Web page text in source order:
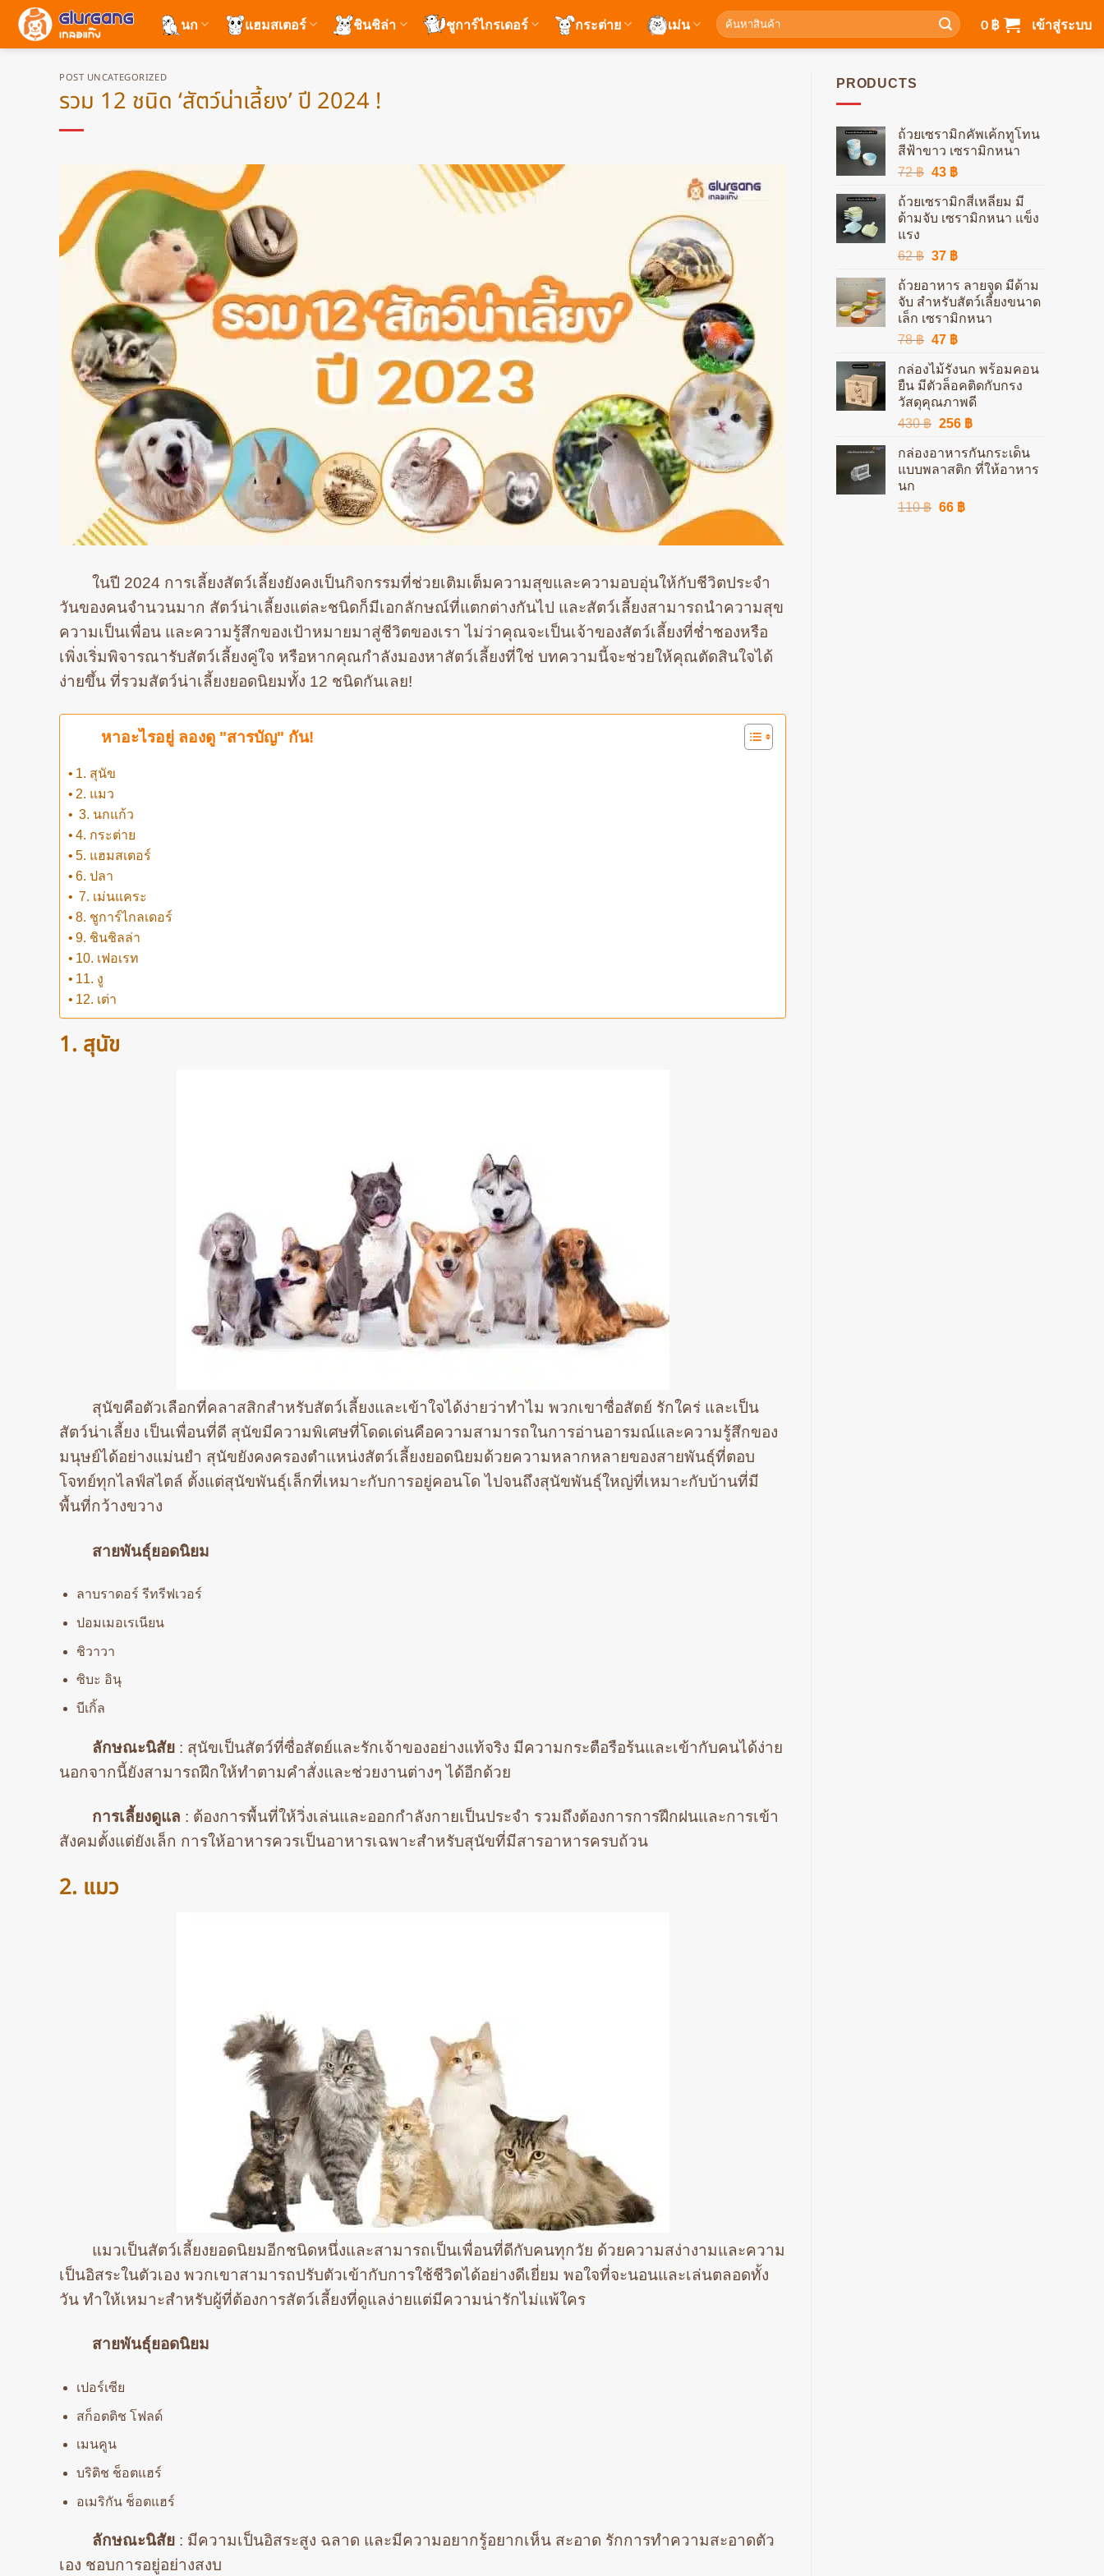
ข้าม
ยัง
นก แฮมสเตอร์ ชินชิล่า ชูการ์ไกรเดอร์ กระต่าย เม่น ค้นหา: 0 ฿ เข้าสู่ระบบ
POST UNCATEGORIZED
รวม 12 ชนิด ‘สัตว์น่าเลี้ยง’ ปี 2024 !
ในปี 2024 การเลี้ยงสัตว์เลี้ยงยังคงเป็นกิจกรรมที่ช่วยเติมเต็มความสุขและความอบอุ่นให้กับชีวิตประจำ
วันของคนจำนวนมาก สัตว์น่าเลี้ยงแต่ละชนิดก็มีเอกลักษณ์ที่แตกต่างกันไป และสัตว์เลี้ยงสามารถนำความสุข
ความเป็นเพื่อน และความรู้สึกของเป้าหมายมาสู่ชีวิตของเรา ไม่ว่าคุณจะเป็นเจ้าของสัตว์เลี้ยงที่ช่ำชองหรือ
เพิ่งเริ่มพิจารณารับสัตว์เลี้ยงคู่ใจ หรือหากคุณกำลังมองหาสัตว์เลี้ยงที่ใช่ บทความนี้จะช่วยให้คุณตัดสินใจได้
ง่ายขึ้น ที่รวมสัตว์น่าเลี้ยงยอดนิยมทั้ง 12 ชนิดกันเลย!
หาอะไรอยู่ ลองดู "สารบัญ" กัน!
1. สุนัข
2. แมว
3. นกแก้ว
4. กระต่าย
5. แฮมสเตอร์
6. ปลา
7. เม่นแคระ
8. ชูการ์ไกลเดอร์
9. ชินชิลล่า
10. เฟอเรท
11. งู
12. เต่า
1. สุนัข
สุนัขคือตัวเลือกที่คลาสสิกสำหรับสัตว์เลี้ยงและเข้าใจได้ง่ายว่าทำไม พวกเขาซื่อสัตย์ รักใคร่ และเป็น
สัตว์น่าเลี้ยง เป็นเพื่อนที่ดี สุนัขมีความพิเศษที่โดดเด่นคือความสามารถในการอ่านอารมณ์และความรู้สึกของ
มนุษย์ได้อย่างแม่นยำ สุนัขยังคงครองตำแหน่งสัตว์เลี้ยงยอดนิยมด้วยความหลากหลายของสายพันธุ์ที่ตอบ
โจทย์ทุกไลฟ์สไตล์ ตั้งแต่สุนัขพันธุ์เล็กที่เหมาะกับการอยู่คอนโด ไปจนถึงสุนัขพันธุ์ใหญ่ที่เหมาะกับบ้านที่มี
พื้นที่กว้างขวาง
สายพันธุ์ยอดนิยม
ลาบราดอร์ รีทรีฟเวอร์
ปอมเมอเรเนียน
ชิวาวา
ซิบะ อินุ
บีเกิ้ล
ลักษณะนิสัย : สุนัขเป็นสัตว์ที่ซื่อสัตย์และรักเจ้าของอย่างแท้จริง มีความกระตือรือร้นและเข้ากับคนได้ง่าย
นอกจากนี้ยังสามารถฝึกให้ทำตามคำสั่งและช่วยงานต่างๆ ได้อีกด้วย
การเลี้ยงดูแล : ต้องการพื้นที่ให้วิ่งเล่นและออกกำลังกายเป็นประจำ รวมถึงต้องการการฝึกฝนและการเข้า
สังคมตั้งแต่ยังเล็ก การให้อาหารควรเป็นอาหารเฉพาะสำหรับสุนัขที่มีสารอาหารครบถ้วน
2. แมว
แมวเป็นสัตว์เลี้ยงยอดนิยมอีกชนิดหนึ่งและสามารถเป็นเพื่อนที่ดีกับคนทุกวัย ด้วยความสง่างามและความ
เป็นอิสระในตัวเอง พวกเขาสามารถปรับตัวเข้ากับการใช้ชีวิตได้อย่างดีเยี่ยม พอใจที่จะนอนและเล่นตลอดทั้ง
วัน ทำให้เหมาะสำหรับผู้ที่ต้องการสัตว์เลี้ยงที่ดูแลง่ายแต่มีความน่ารักไม่แพ้ใคร
สายพันธุ์ยอดนิยม
เปอร์เซีย
สก็อตติช โฟลด์
เมนคูน
บริติช ช็อตแฮร์
อเมริกัน ช็อตแฮร์
ลักษณะนิสัย : มีความเป็นอิสระสูง ฉลาด และมีความอยากรู้อยากเห็น สะอาด รักการทำความสะอาดตัว
เอง ชอบการอยู่อย่างสงบ
PRODUCTS
ถ้วยเซรามิกคัพเค้กทูโทน
สีฟ้าขาว เซรามิกหนา
72฿ Original
was:
72 ฿.
43 ฿Current
is:
43 ฿.
ถ้วยเซรามิกสี่เหลี่ยม มี
ด้ามจับ เซรามิกหนา แข็ง
แรง
62฿ Original
was:
62 ฿.
37 ฿Current
is:
37 ฿.
ถ้วยอาหาร ลายจุด มีด้าม
จับ สำหรับสัตว์เลี้ยงขนาด
เล็ก เซรามิกหนา
78฿ Original
was:
78 ฿.
47 ฿Current
is:
47 ฿.
กล่องไม้รังนก พร้อมคอน
ยืน มีตัวล็อคติดกับกรง
วัสดุคุณภาพดี
430฿ Original
was:
430 ฿.
256 ฿Current
is:
256 ฿.
กล่องอาหารกันกระเด็น
แบบพลาสติก ที่ให้อาหาร
นก
110฿ Original
66 ฿Current